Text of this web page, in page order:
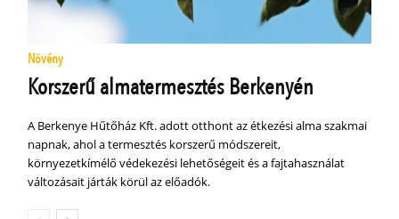
Növény
Korszerű almatermesztés Berkenyén
A Berkenye Hűtőház Kft. adott otthont az étkezési alma szakmai
napnak, ahol a termesztés korszerű módszereit,
környezetkímélő védekezési lehetőségeit és a fajtahasználat
változásait járták körül az előadók.